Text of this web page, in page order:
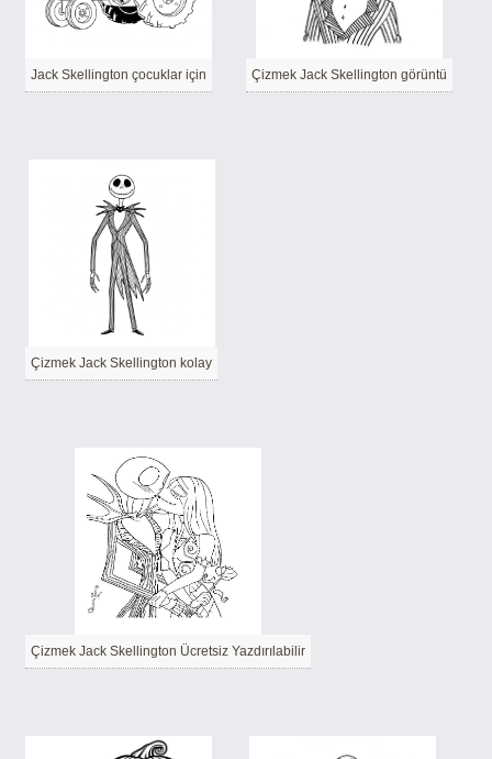
Jack Skellington çocuklar için Çizmek Jack Skellington görüntü
Çizmek Jack Skellington kolay
Çizmek Jack Skellington Ücretsiz Yazdırılabilir